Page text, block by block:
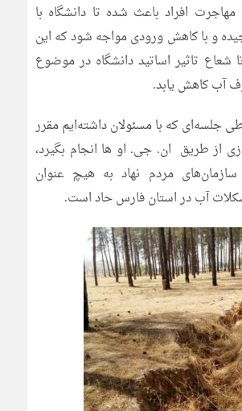
افراد باعث شده تا دانشگاه با
و با کاهش ورودی مواجه شود که این
تاثیر اساتید دانشگاه در موضوع
آب کاهش یابد.
جلسه‌ای که با مسئولان داشته‌ایم مقرر
از طریق ان. جی. او ها انجام بگیرد،
مردم‌ نهاد به هیچ عنوان
آب در استان فارس حاد است.